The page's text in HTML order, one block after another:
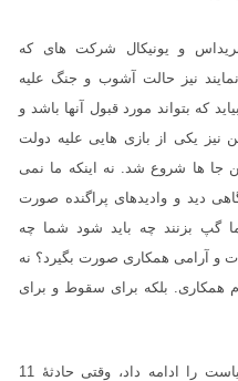
و یونیکال شرکت های که
نمایند نیز حالت آشوب و جنگ علیه
که بتواند مورد قبول آنها باشد و
نیز یکی از بازی هایی علیه دولت
جا ها شروع شد. نه اینکه ما نمی
دید و وادیدهای پراگنده صورت
گپ بزنند چه باید شود شما چه
و آرامی همکاری صورت بگیرد؟ نه
همکاری. بلکه برای سقوط و برای
سوال: ایالات متحده امریکا که این سیاست را ادامه داد، وقتی حادثۀ 11